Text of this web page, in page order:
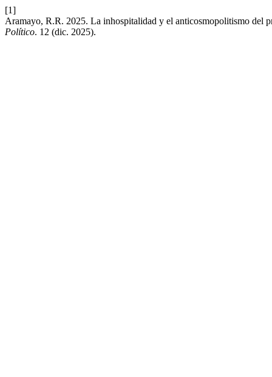
[1]
Aramayo, R.R. 2025. La inhospitalidad y el anticosmopolitismo del
Político. 12 (dic. 2025).